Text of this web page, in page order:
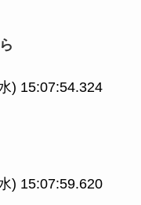
) 15:07:54.324
) 15:07:59.620